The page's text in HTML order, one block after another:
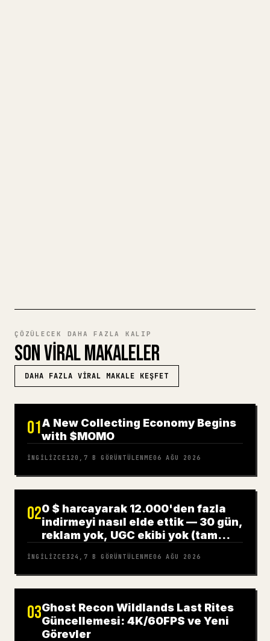
ÇÖZÜLECEK DAHA FAZLA KALIP
SON VIRAL MAKALELER
DAHA FAZLA VIRAL MAKALE KEŞFET
01A New Collecting Economy Begins
with $MOMO
İNGILIZCE 120,7 B GÖRÜNTÜLENME06 AĞU 2026
020 $ harcayarak 12.000'den fazla
indirmeyi nasıl elde ettik — 30 gün,
reklam yok, UGC ekibi yok (tam
İNGILIZCE324,7 B GÖRÜNTÜLENME06 AĞU 2026
03Ghost Recon Wildlands Last Rites
Güncellemesi: 4K/60FPS ve Yeni
Görevler